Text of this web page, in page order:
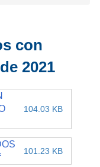
con
2021
104.03 KB
101.23 KB